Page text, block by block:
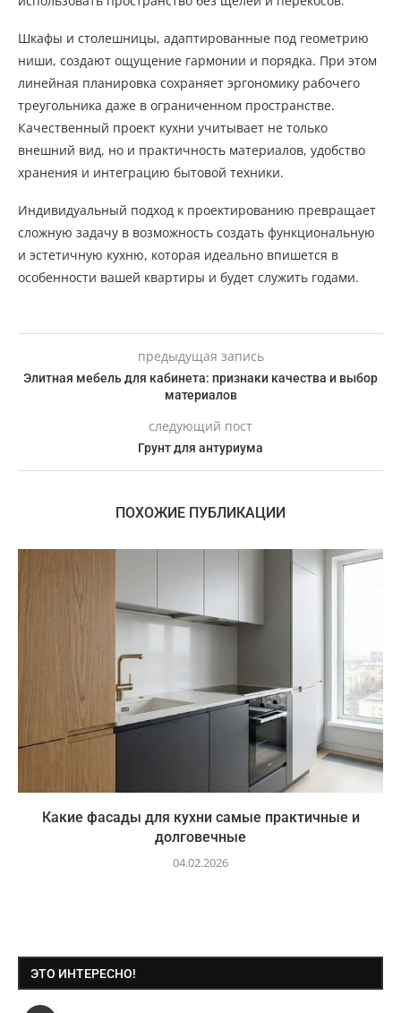
Шкафы и столешницы, адаптированные под геометрию
ниши, создают ощущение гармонии и порядка. При этом
линейная планировка сохраняет эргономику рабочего
треугольника даже в ограниченном пространстве.
Качественный проект кухни учитывает не только
внешний вид, но и практичность материалов, удобство
хранения и интеграцию бытовой техники.
Индивидуальный подход к проектированию превращает
сложную задачу в возможность создать функциональную
и эстетичную кухню, которая идеально впишется в
особенности вашей квартиры и будет служить годами.
предыдущая запись
Элитная мебель для кабинета: признаки качества и выбор
материалов
следующий пост
Грунт для антуриума
ПОХОЖИЕ ПУБЛИКАЦИИ
Какие фасады для кухни самые практичные и
долговечные
04.02.2026
ЭТО ИНТЕРЕСНО!